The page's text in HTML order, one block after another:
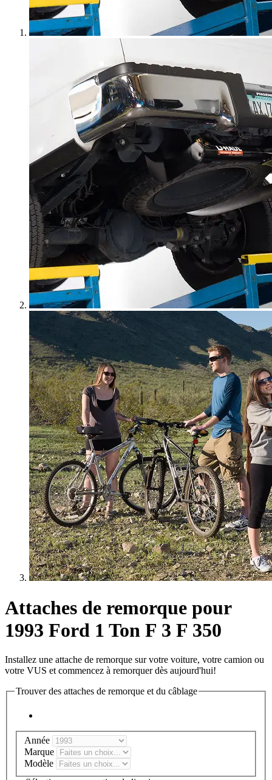
Attaches de remorque pour
1993 Ford 1 Ton F 3 F 350
Installez une attache de remorque sur votre voiture, votre camion ou
votre VUS et commencez à remorquer dès aujourd'hui!
Trouver des attaches de remorque et du câblage
Année
Marque
Modèle